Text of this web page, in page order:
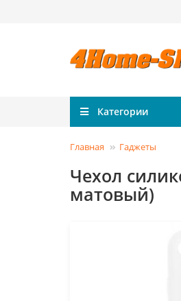
Категории
Главная Гаджеты
Чехол
матовый)